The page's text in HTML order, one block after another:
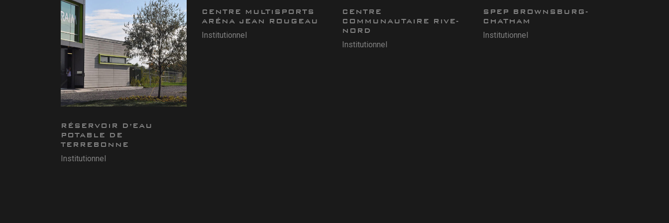
RÉSERVOIR D’EAU
POTABLE DE
TERREBONNE
Institutionnel
CENTRE MULTISPORTS
ARÉNA JEAN ROUGEAU
Institutionnel
CENTRE
COMMUNAUTAIRE RIVE-
NORD
Institutionnel
SPEP BROWNSBURG-
CHATHAM
Institutionnel